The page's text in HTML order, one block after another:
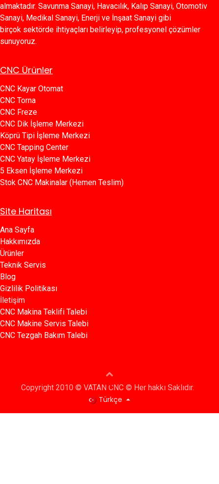
almaktadır. Savunma Sanayi, Havacılık, Kalıp Sanayi, Otomotiv
Sanayi, Medikal Sanayi, Enerji ve İnşaat Sanayi gibi
birçok sektörde ihtiyaçları belirleyip, profesyonel çözümler
sunuyoruz.
CNC Ürünler
CNC Kayar Otomat
CNC Torna
CNC Freze
CNC Dik İşleme Merkezi
Köprü Tipi İşleme Merkezi
C​​NC Tapping Center
CNC Yatay İşleme Merkezi
5 Eksen İşleme Merkezi
Stok CNC Makinalar (Hemen Teslim)
Site Haritası
Ana Sayfa​​
Hakkımızda
Ürünler​
Teknik Servis
Blog​​
Gizlilik Politikası​​
İletişim
CNC Makina Teklifi Talebi
CNC Makine Servis Talebi
CNC Tezgah Bakım Talebi
Copyright 2010 © VATAN CNC © Her hakkı Saklıdır.
Türkçe